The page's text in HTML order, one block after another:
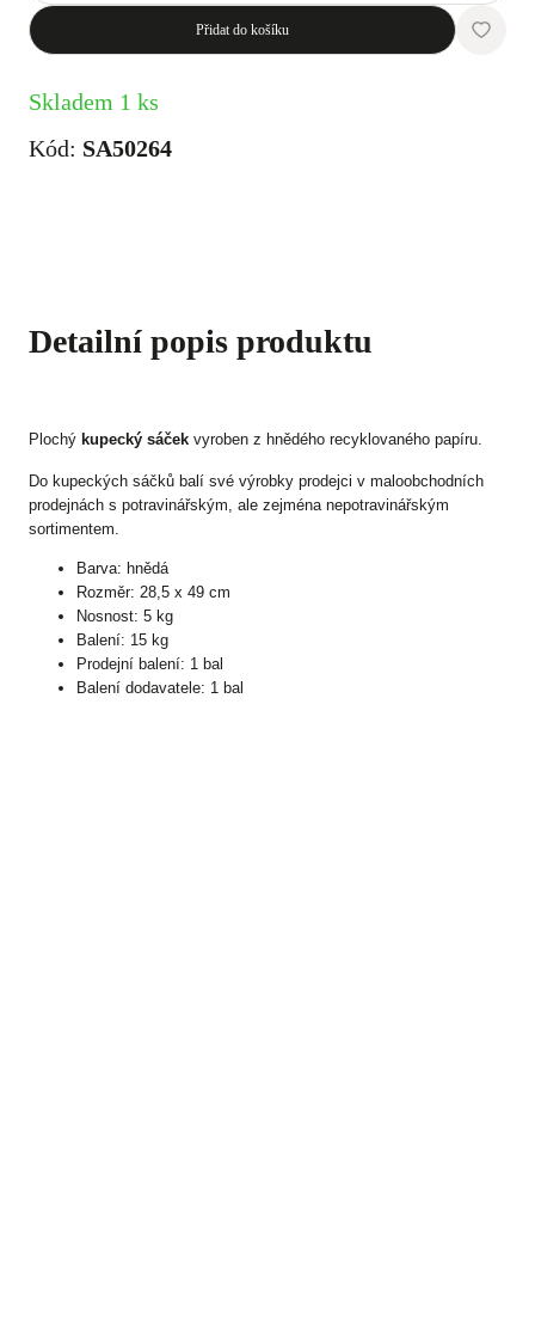
Přidat do košíku
Skladem 1 ks
Kód: SA50264
Detailní popis produktu
Plochý kupecký sáček vyroben z hnědého recyklovaného papíru.
Do kupeckých sáčků balí své výrobky prodejci v maloobchodních
prodejnách s potravinářským, ale zejména nepotravinářským
sortimentem.
Barva: hnědá
Rozměr: 28,5 x 49 cm
Nosnost: 5 kg
Balení: 15 kg
Prodejní balení: 1 bal
Balení dodavatele: 1 bal